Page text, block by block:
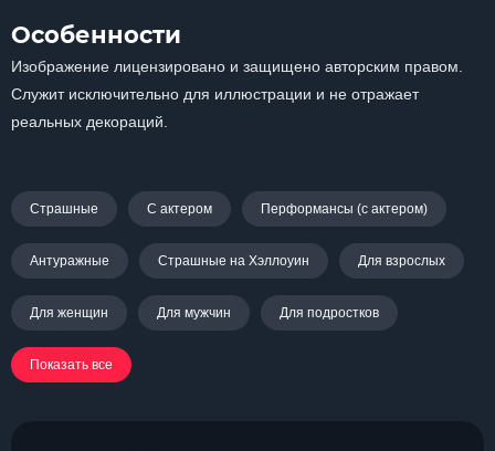
Особенности
Изображение лицензировано и защищено авторским правом.
Служит исключительно для иллюстрации и не отражает
реальных декораций.
Страшные С актером Перформансы (с актером)
Антуражные Страшные на Хэллоуин Для взрослых
Для женщин Для мужчин Для подростков
Показать все